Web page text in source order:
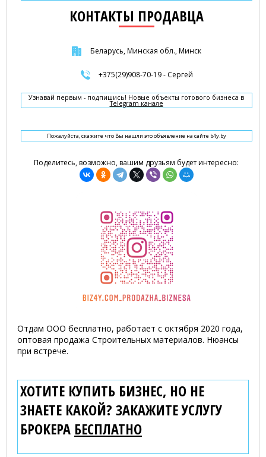
КОНТАКТЫ ПРОДАВЦА
Беларусь, Минская обл., Минск
+375(29)908-70-19 - Сергей
Узнавай первым - подпишись! Новые объекты готового бизнеса в
Telegram канале
Пожалуйста, скажите что Вы нашли это объявление на сайте b4y.by
Поделитесь, возможно, вашим друзьям будет интересно:
Отдам ООО бесплатно, работает с октября 2020 года,
оптовая продажа Строительных материалов. Нюансы
при встрече.
ХОТИТЕ КУПИТЬ БИЗНЕС, НО НЕ
ЗНАЕТЕ КАКОЙ? ЗАКАЖИТЕ УСЛУГУ
БРОКЕРА БЕСПЛАТНО